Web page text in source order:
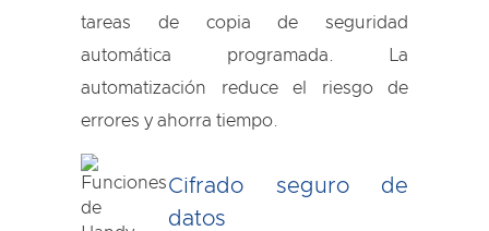
tareas de copia de seguridad
automática programada. La
automatización reduce el riesgo de
errores y ahorra tiempo.
Cifrado seguro de
datos